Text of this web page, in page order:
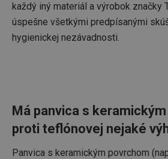
každý iný materiál a výrobok značky
úspešne všetkými predpísanými
hygienickej nezávadnosti.
Má panvica s
proti teflónovej nejaké
Panvica s keramickým povrchom